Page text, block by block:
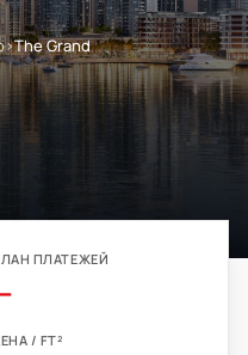
›The Grand
ПЛАТЕЖЕЙ
/ FT²